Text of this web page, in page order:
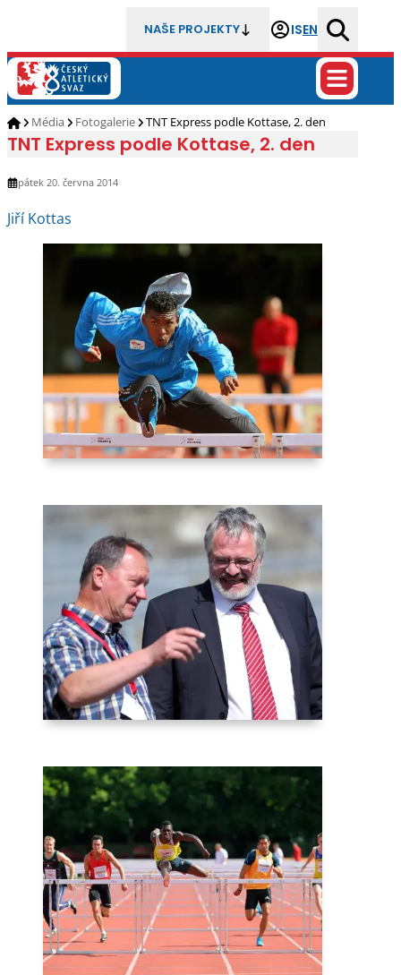
NAŠE PROJEKTY ISEN
Média Fotogalerie TNT Express podle Kottase, 2. den
TNT Express podle Kottase, 2. den
pátek 20. června 2014
Jiří Kottas